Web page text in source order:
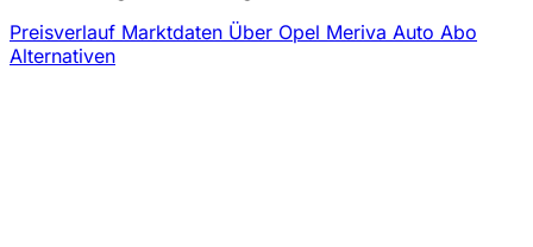
Preisverlauf Marktdaten Über Opel Meriva Auto Abo
Alternativen